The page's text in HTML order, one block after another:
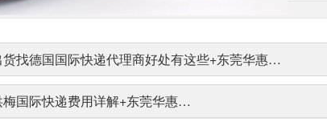
货找德国国际快递代理商好处有这些+东莞华惠…
梅国际快递费用详解+东莞华惠…